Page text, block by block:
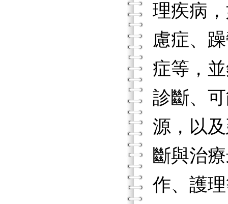
理疾病
慮症、
症等，
診斷、
源，以
斷與治
作、護